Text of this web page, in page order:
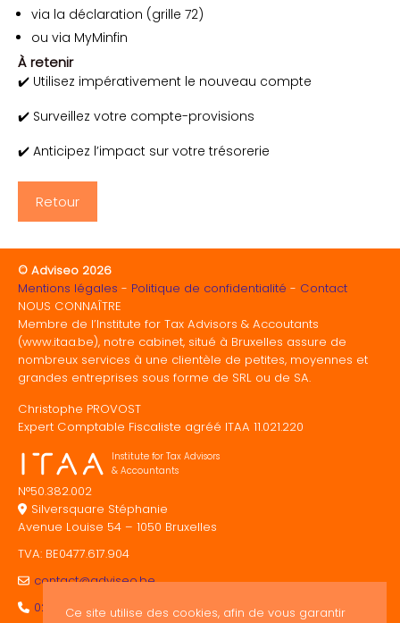
via la déclaration (grille 72)
ou via MyMinfin
À retenir
✔️ Utilisez impérativement le nouveau compte
✔️ Surveillez votre compte-provisions
✔️ Anticipez l’impact sur votre trésorerie
Retour
© Adviseo 2026
Mentions légales
Politique de confidentialité
Contact
NOUS CONNAÎTRE
Membre de l’Institute for Tax Advisors & Accoutants
(www.itaa.be), notre cabinet, situé à Bruxelles assure de
nombreux services à une clientèle de petites, moyennes et
grandes entreprises sous forme de SRL ou de SA.
Christophe PROVOST
Expert Comptable Fiscaliste agréé ITAA 11.021.220
Institute for Tax Advisors
& Accountants
N°50.382.002
Silversquare Stéphanie
Avenue Louise 54 – 1050 Bruxelles
TVA: BE0477.617.904
contact@adviseo.be
02/893.00.64
Ce site utilise des cookies, afin de vous garantir